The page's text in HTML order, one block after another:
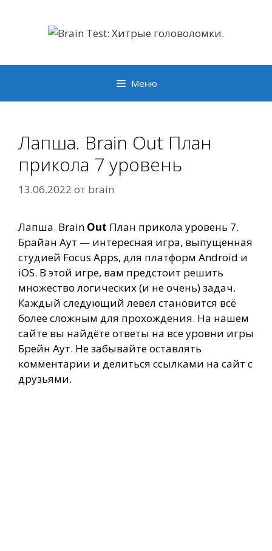
содержимому
Меню
Лапша. Brain Out План
прикола 7 уровень
13.06.2022 от brain
Лапша. Brain Out План прикола уровень 7.
Брайан Аут — интересная игра, выпущенная
студией Focus Apps, для платформ Android и
iOS. В этой игре, вам предстоит решить
множество логических (и не очень) задач.
Каждый следующий левел становится всё
более сложным для прохождения. На нашем
сайте вы найдёте ответы на все уровни игры
Брейн Аут. Не забывайте оставлять
комментарии и делиться ссылками на сайт с
друзьями.